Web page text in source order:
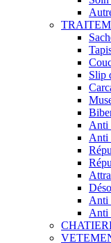
Slip
Anti
Anti
Anti
Anti